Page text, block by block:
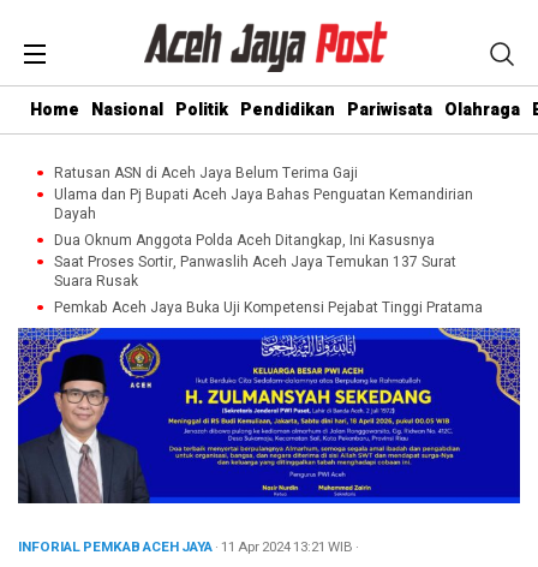
Home Nasional Politik Pendidikan Pariwisata Olahraga
Ratusan ASN di Aceh Jaya Belum Terima Gaji
Ulama dan Pj Bupati Aceh Jaya Bahas Penguatan Kemandirian
Dayah
Dua Oknum Anggota Polda Aceh Ditangkap, Ini Kasusnya
Saat Proses Sortir, Panwaslih Aceh Jaya Temukan 137 Surat
Suara Rusak
Pemkab Aceh Jaya Buka Uji Kompetensi Pejabat Tinggi Pratama
INFORIAL PEMKAB ACEH JAYA· 11 Apr 202413:21 WIB ·